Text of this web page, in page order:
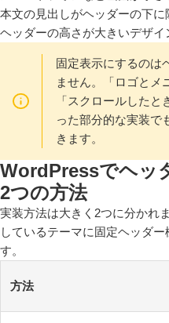
本文の見出しがヘッダーの下
ヘッダーの高さが大きいデザ
固定表示にするのは
ません。「ロゴとメ
「スクロールした
った部分的な実装で
きます。
WordPressでヘッ
2つの方法
実装方法は大きく2つに分かれ
しているテーマに固定ヘッダ
す。
方法